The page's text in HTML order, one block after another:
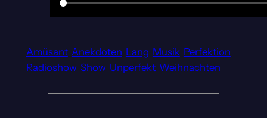
Amüsant Anekdoten Lang Musik Perfektion
Radioshow Show Unperfekt Weihnachten